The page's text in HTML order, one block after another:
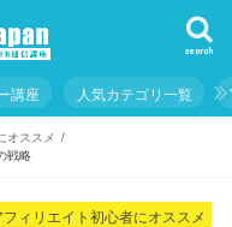
search
講座 人気カテゴリ一覧
オススメ
戦略
フィリエイト初心者にオススメ